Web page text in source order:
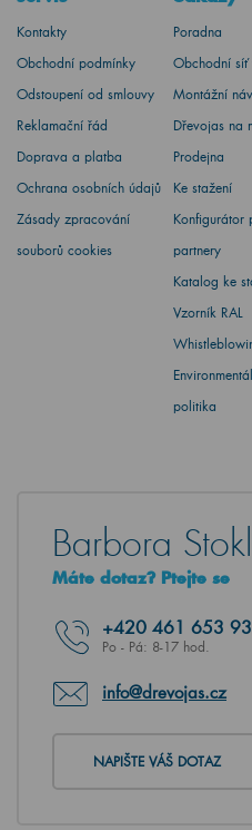
Kontakty
Obchodní podmínky
Odstoupení od smlouvy
Reklamační řád
Doprava a platba
Ochrana osobních údajů
Zásady zpracování
souborů cookies
Poradna
Obchodní síť
Montážní
Dřevojas na
Prodejna
Ke stažení
Konfigurátor
partnery
Katalog ke
Vzorník RAL
politika
Barbora
Máte dotaz? Ptejte se
+420 461 653
Po - Pá: 8-17 hod.
info@drevojas.cz
NAPIŠTE VÁŠ DOTAZ